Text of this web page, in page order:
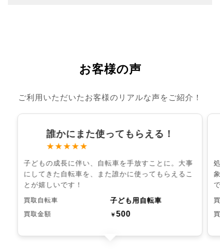
お客様の声
ご利用いただいたお客様のリアルな声をご紹介！
誰かにまた使ってもらえる！
★★★★★
子どもの成長に伴い、自転車を手放すことに。大事
にしてきた自転車を、また誰かに使ってもらえるこ
とが嬉しいです！
買取自転車 子ども用自転車
買取金額 ￥500